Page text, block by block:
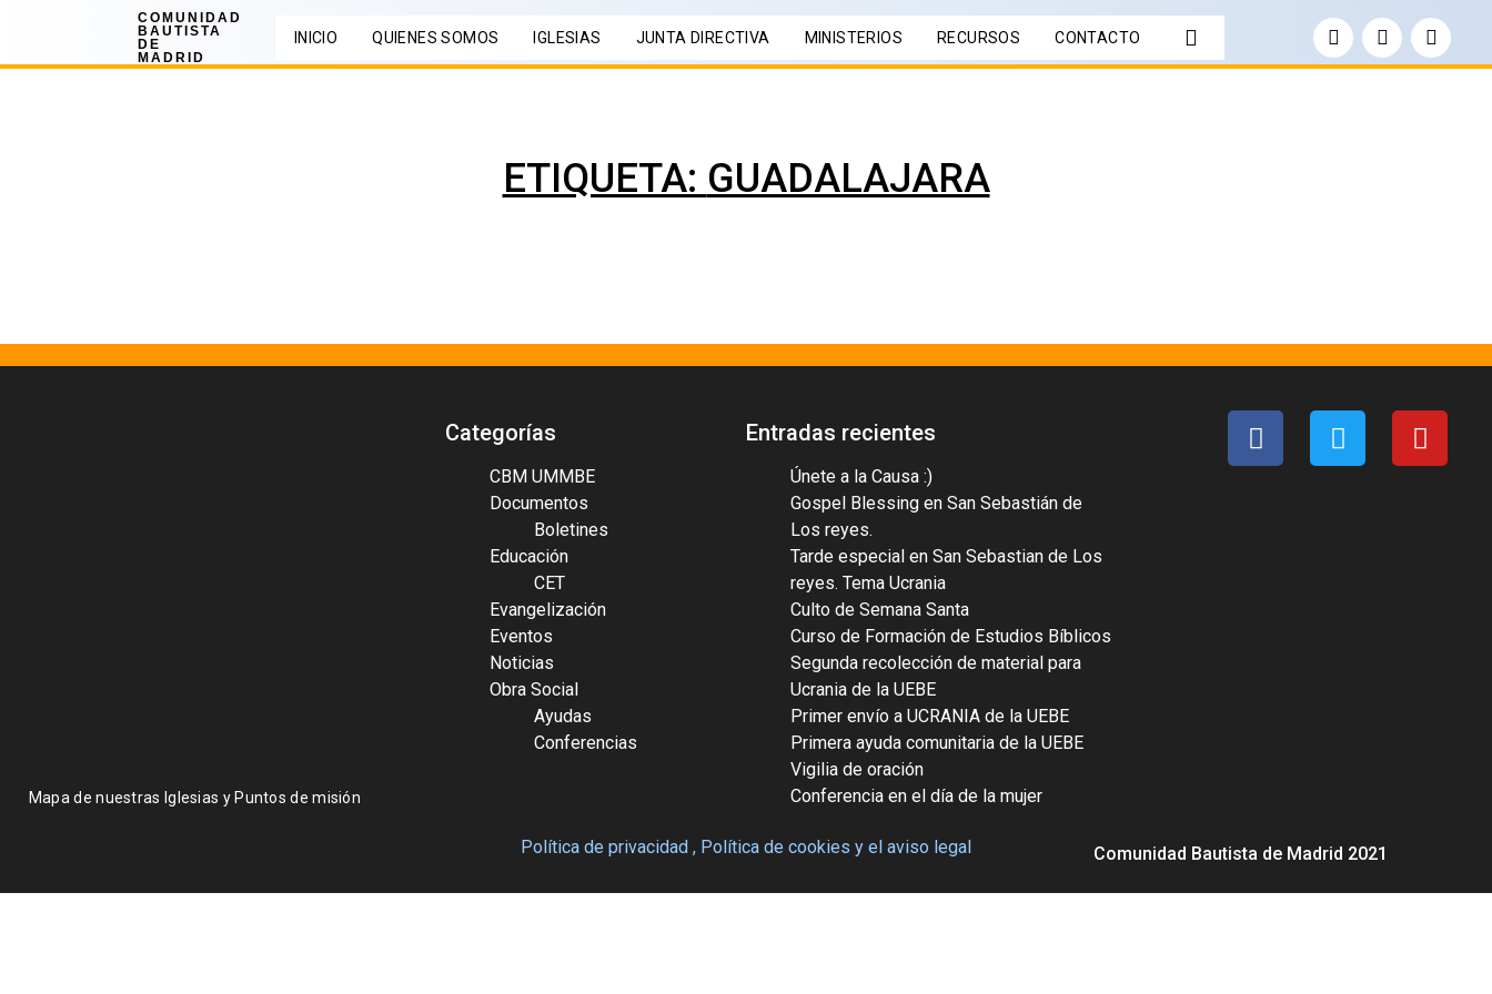
COMUNIDAD
BAUTISTA
DE
MADRID
INICIO QUIENES SOMOS IGLESIAS JUNTA DIRECTIVA MINISTERIOS RECURSOS CONTACTO
ETIQUETA: GUADALAJARA
Mapa de nuestras Iglesias y Puntos de misión
Categorías
CBM UMMBE
Documentos
Boletines
Educación
CET
Evangelización
Eventos
Noticias
Obra Social
Ayudas
Conferencias
Entradas recientes
Únete a la Causa :)
Gospel Blessing en San Sebastián de
Los reyes.
Tarde especial en San Sebastian de Los
reyes. Tema Ucrania
Culto de Semana Santa
Curso de Formación de Estudios Bíblicos
Segunda recolección de material para
Ucrania de la UEBE
Primer envío a UCRANIA de la UEBE
Primera ayuda comunitaria de la UEBE
Vigilia de oración
Conferencia en el día de la mujer
Política de privacidad , Política de cookies y el aviso legal Comunidad Bautista de Madrid 2021